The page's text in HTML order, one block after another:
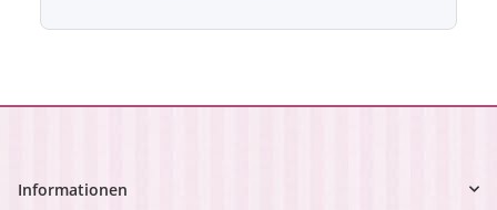
Informationen